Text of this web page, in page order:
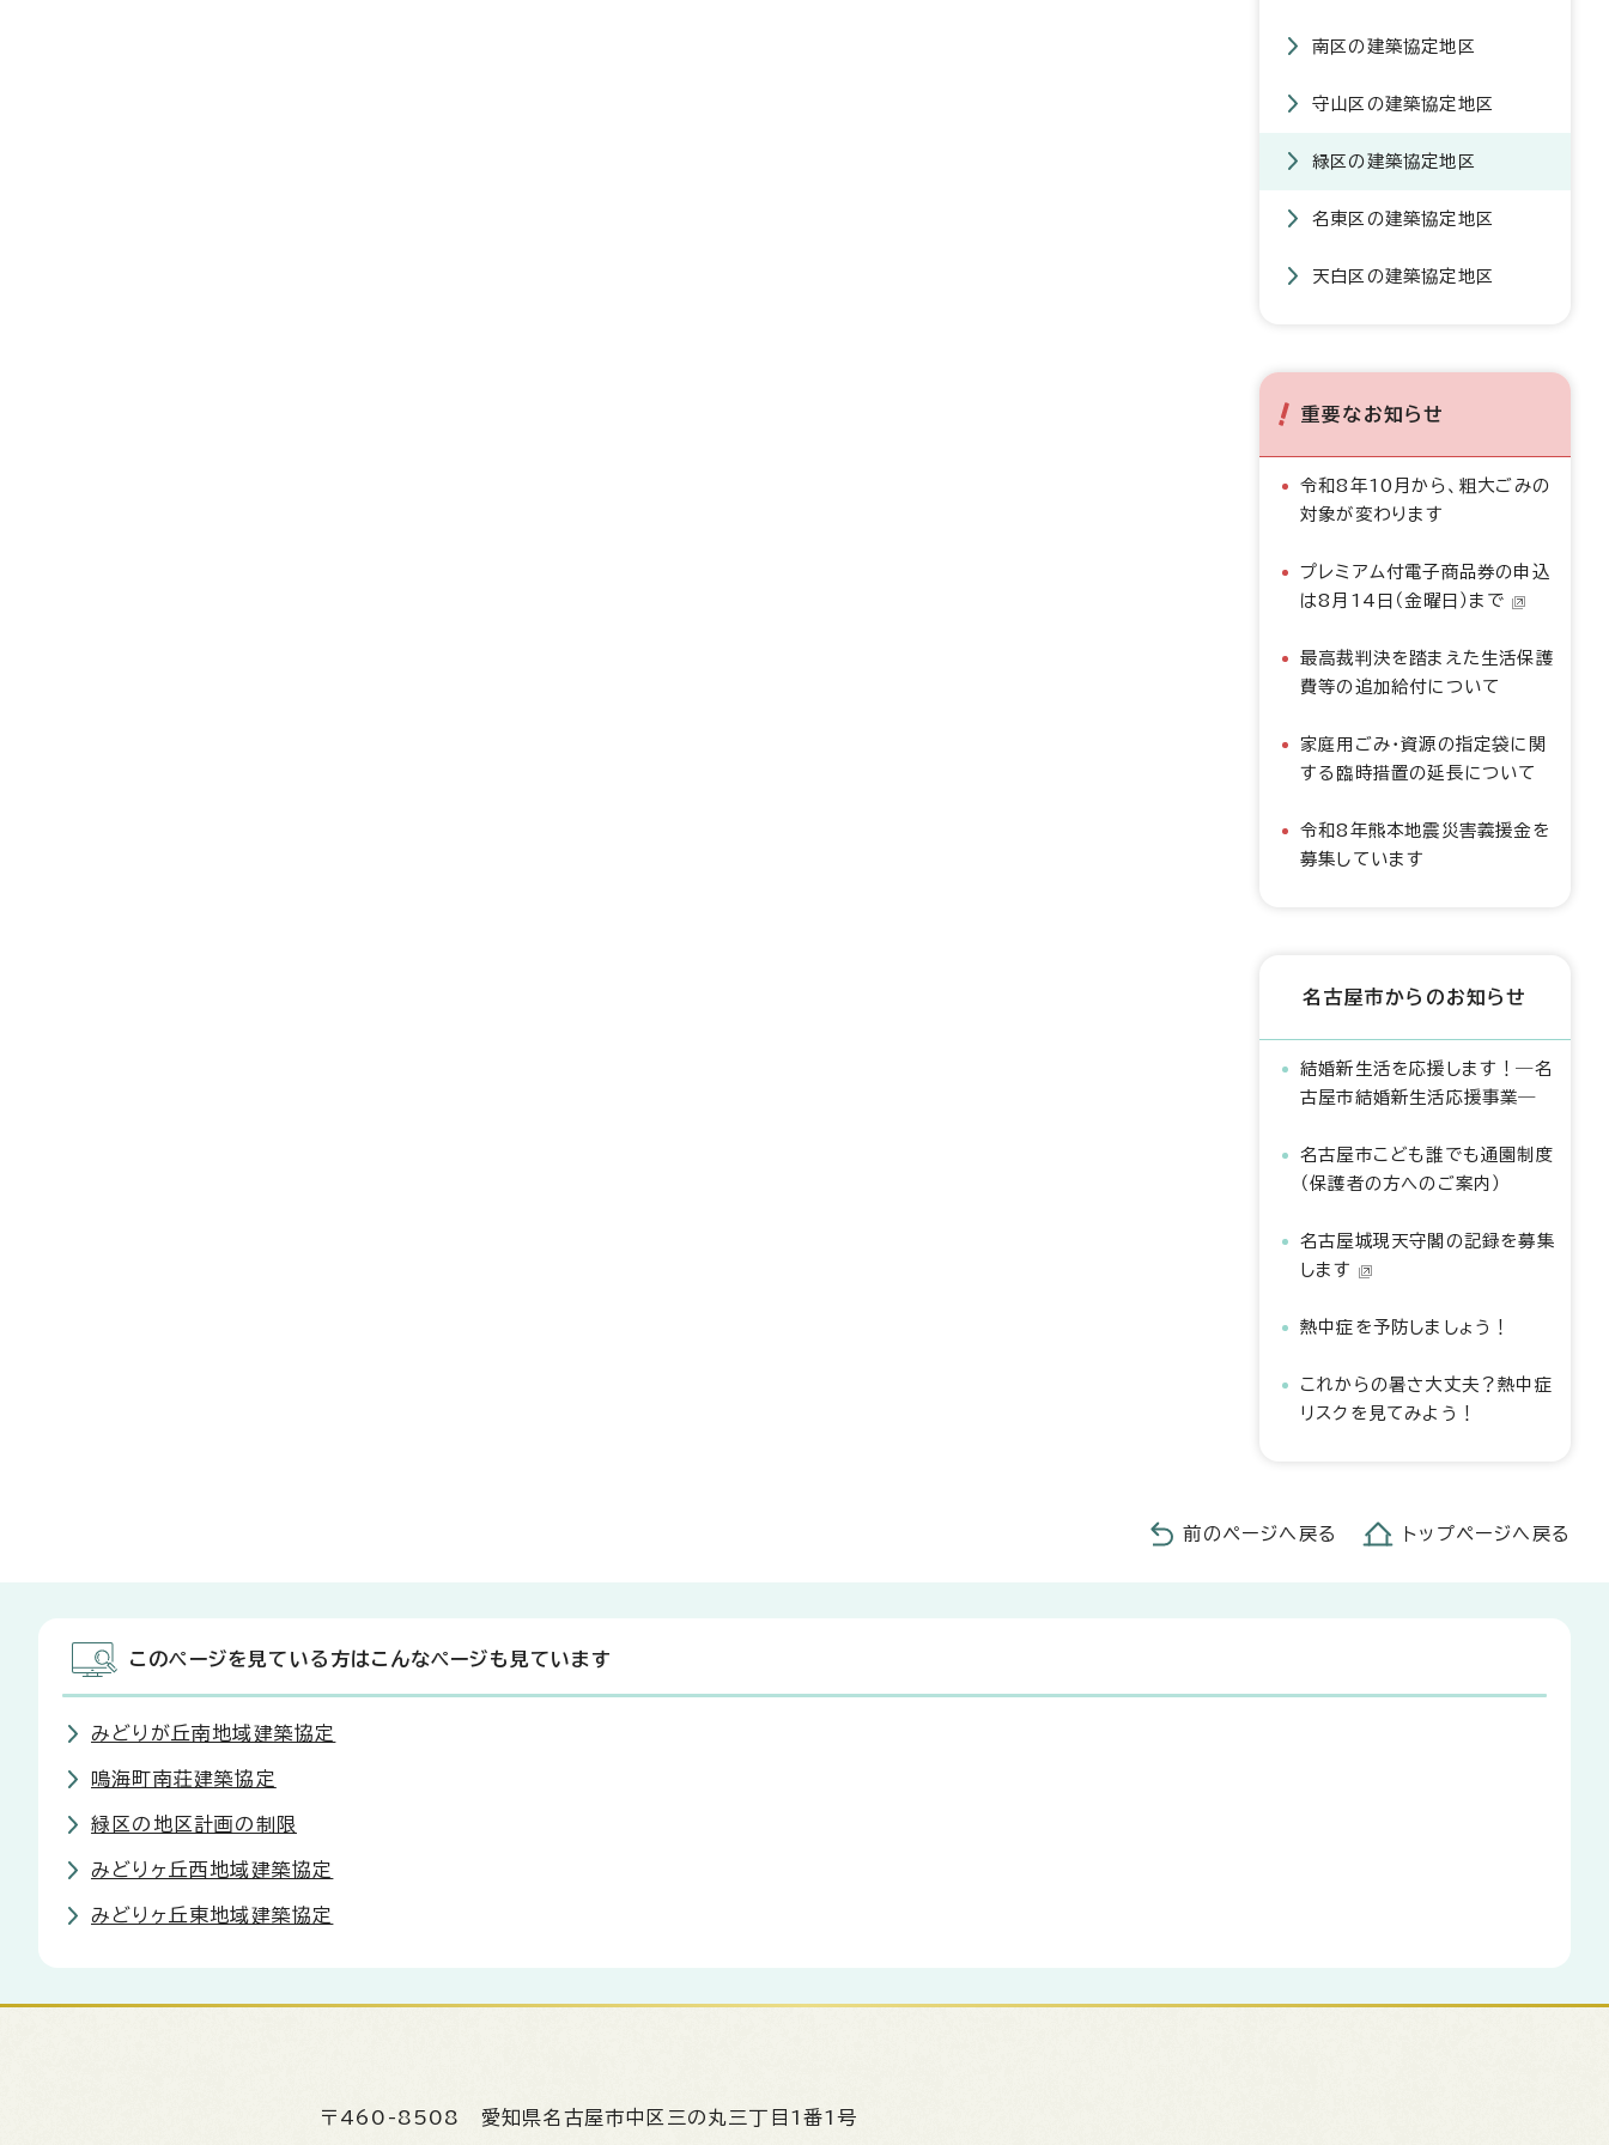
南区の建築協定地区
守山区の建築協定地区
緑区の建築協定地区
名東区の建築協定地区
天白区の建築協定地区
重要なお知らせ
令和8年10月から、粗大ごみの
対象が変わります
プレミアム付電子商品券の申込
は8月14日（金曜日）まで
最高裁判決を踏まえた生活保護
費等の追加給付について
家庭用ごみ・資源の指定袋に関
する臨時措置の延長について
令和8年熊本地震災害義援金を
募集しています
名古屋市からのお知らせ
結婚新生活を応援します！―名
古屋市結婚新生活応援事業―
名古屋市こども誰でも通園制度
（保護者の方へのご案内）
名古屋城現天守閣の記録を募集
します
熱中症を予防しましょう！
これからの暑さ大丈夫？熱中症
リスクを見てみよう！
前のページへ戻る トップページへ戻る
このページを見ている方はこんなページも見ています
みどりが丘南地域建築協定
鳴海町南荘建築協定
緑区の地区計画の制限
みどりヶ丘西地域建築協定
みどりヶ丘東地域建築協定
〒460-8508 愛知県名古屋市中区三の丸三丁目1番1号